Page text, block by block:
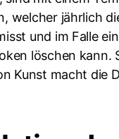
welcher jährlich
und im Falle
löschen kann.
Kunst macht die